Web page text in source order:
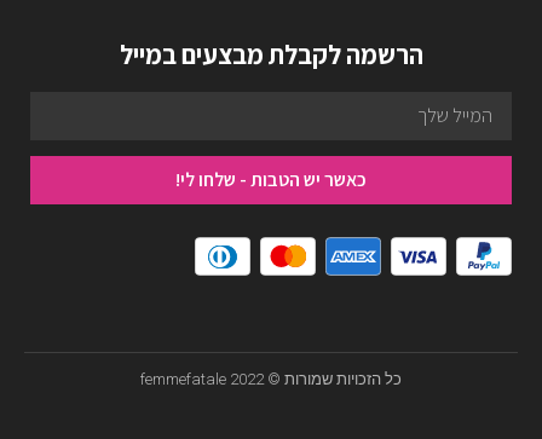
הרשמה לקבלת מבצעים במייל
כאשר יש הטבות - שלחו לי!
כל הזכויות שמורות © femmefatale 2022